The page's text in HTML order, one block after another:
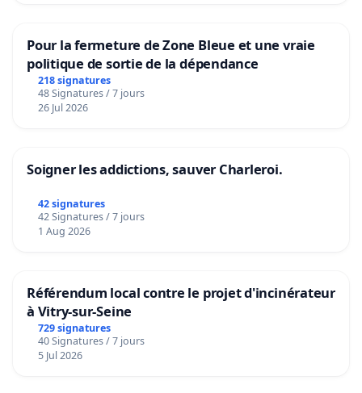
Pour la fermeture de Zone Bleue et une vraie
politique de sortie de la dépendance
218 signatures
48 Signatures / 7 jours
26 Jul 2026
Soigner les addictions, sauver Charleroi.
42 signatures
42 Signatures / 7 jours
1 Aug 2026
Référendum local contre le projet d'incinérateur
à Vitry-sur-Seine
729 signatures
40 Signatures / 7 jours
5 Jul 2026